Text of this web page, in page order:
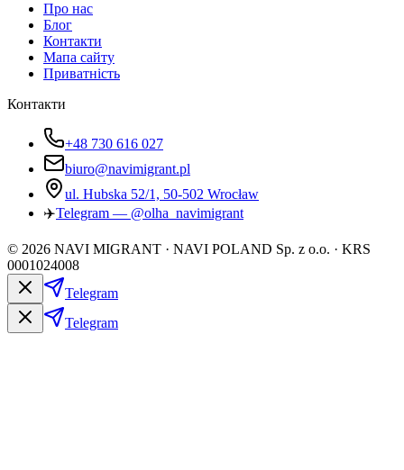
Про нас
Блог
Контакти
Мапа сайту
Приватність
Контакти
+48 730 616 027
biuro@navimigrant.pl
ul. Hubska 52/1, 50-502 Wrocław
✈️Telegram — @olha_navimigrant
© 2026 NAVI MIGRANT · NAVI POLAND Sp. z o.o. · KRS
0001024008
Telegram
Telegram